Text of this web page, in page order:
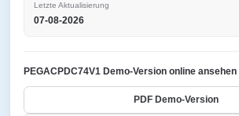
Letzte Aktualisierung
07-08-2026
PEGACPDC74V1 Demo-Version online ansehen
PDF Demo-Version